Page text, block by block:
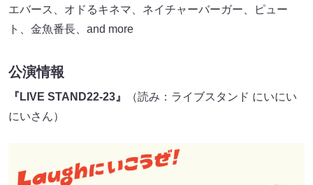
エバース、オドるキネマ、ネイチャーバーガー、ピュー
ト、金魚番長、and more
公演情報
『LIVE STAND22-23』
（読み：ライブスタンド にいにい
にいさん）